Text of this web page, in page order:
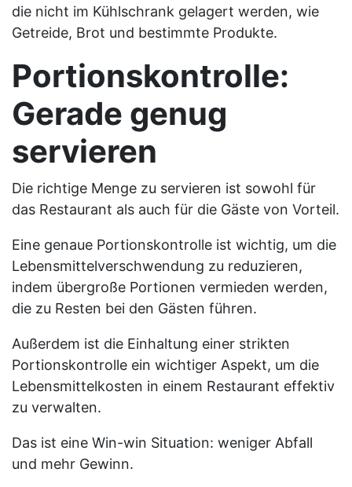
die nicht im Kühlschrank gelagert werden, wie
Getreide, Brot und bestimmte Produkte.
Portionskontrolle:
Gerade genug
servieren
Die richtige Menge zu servieren ist sowohl für
das Restaurant als auch für die Gäste von Vorteil.
Eine genaue Portionskontrolle ist wichtig, um die
Lebensmittelverschwendung zu reduzieren,
indem übergroße Portionen vermieden werden,
die zu Resten bei den Gästen führen.
Außerdem ist die Einhaltung einer strikten
Portionskontrolle ein wichtiger Aspekt, um die
Lebensmittelkosten in einem Restaurant effektiv
zu verwalten.
Das ist eine Win-win Situation: weniger Abfall
und mehr Gewinn.